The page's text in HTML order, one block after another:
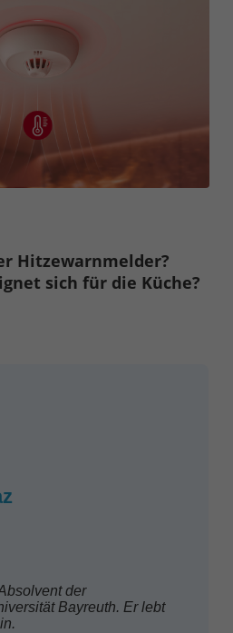
Hitzewarnmelder?
sich für die Küche?
der
Bayreuth. Er lebt